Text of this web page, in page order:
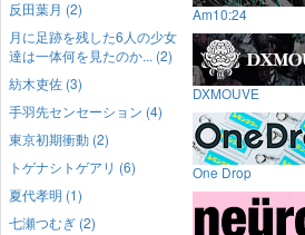
反田葉月 (2)
月に足跡を残した6人の少女
達は一体何を見たのか... (2)
紡木吏佐 (3)
手羽先センセーション (4)
東京初期衝動 (2)
トゲナシトゲアリ (6)
夏代孝明 (1)
七瀬つむぎ (2)
Am10:24
DXMOUVE
One Drop